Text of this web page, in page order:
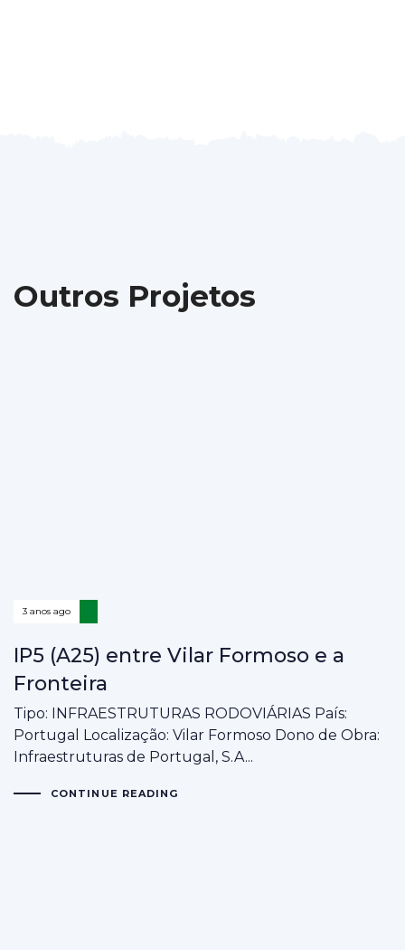
Outros Projetos
3 anos ago
IP5 (A25) entre Vilar Formoso e a
Fronteira
Tipo: INFRAESTRUTURAS RODOVIÁRIAS País:
Portugal Localização: Vilar Formoso Dono de Obra:
Infraestruturas de Portugal, S.A...
CONTINUE READING